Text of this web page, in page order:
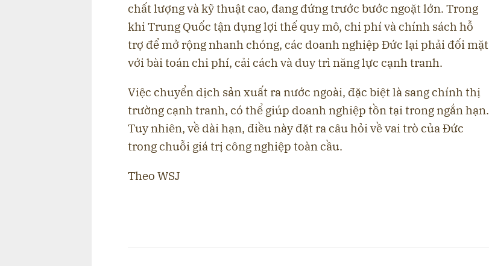
chất lượng và kỹ thuật cao, đang đứng trước bước ngoặt lớn. Trong
khi Trung Quốc tận dụng lợi thế quy mô, chi phí và chính sách hỗ
trợ để mở rộng nhanh chóng, các doanh nghiệp Đức lại phải đối mặt
với bài toán chi phí, cải cách và duy trì năng lực cạnh tranh.
Việc chuyển dịch sản xuất ra nước ngoài, đặc biệt là sang chính thị
trường cạnh tranh, có thể giúp doanh nghiệp tồn tại trong ngắn hạn.
Tuy nhiên, về dài hạn, điều này đặt ra câu hỏi về vai trò của Đức
trong chuỗi giá trị công nghiệp toàn cầu.
Theo WSJ